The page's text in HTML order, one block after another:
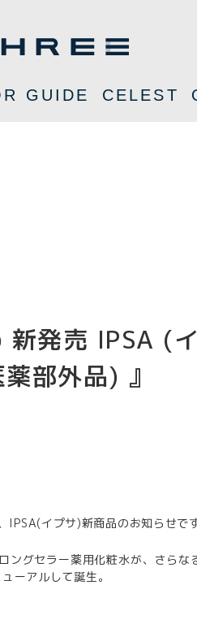
GUIDE CELEST
発売 IPSA (
部外品) 』
イプサ)新商品のお知らせです
ングセラー薬用化粧水が、さらな
ーアルして誕生。